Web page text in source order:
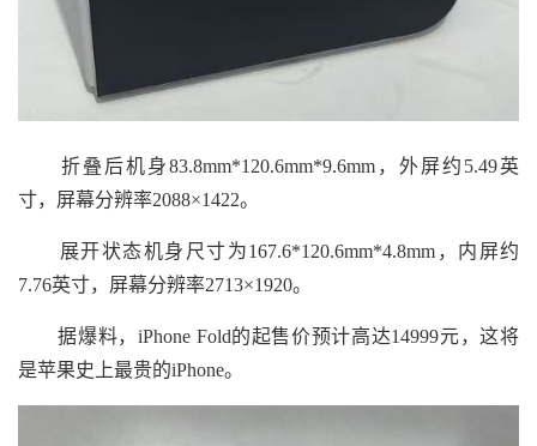
折叠后机身83.8mm*120.6mm*9.6mm，外屏约5.49英
寸，屏幕分辨率2088×1422。
展开状态机身尺寸为167.6*120.6mm*4.8mm，内屏约
7.76英寸，屏幕分辨率2713×1920。
据爆料，iPhone Fold的起售价预计高达14999元，这将
是苹果史上最贵的iPhone。